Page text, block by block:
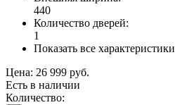
440
Количество дверей:
1
Показать все характеристики
Цена: 26 999 руб.
Есть в наличии
Количество: